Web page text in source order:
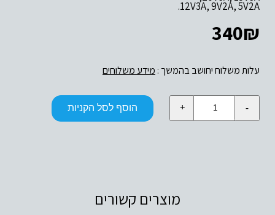
12V3A, 9V2A, 5V2A.
340₪
עלות משלוח יחושב בהמשך : מידע משלוחים
כמות
הוסף לסל הקניות
מוצרים קשורים